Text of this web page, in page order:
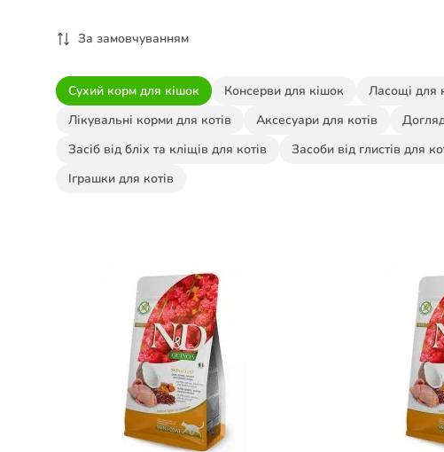
За замовчуванням
Сухий корм для кішок Консерви для кішок Ласощі для
Лікувальні корми для котів
Аксесуари для котів
Засіб від бліх та кліщів для котів
Засоби від глистів для
Іграшки для котів